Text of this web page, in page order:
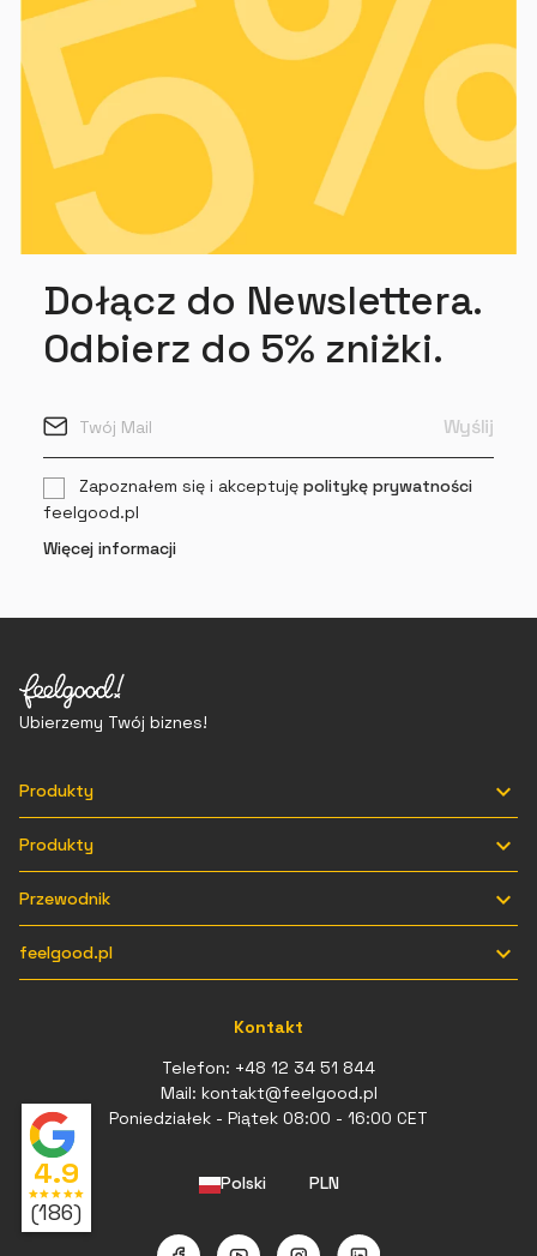
Dołącz do Newslettera.
Odbierz do 5% zniżki.
Zapoznałem się i akceptuję politykę prywatności
feelgood.pl
Więcej informacji
Ubierzemy Twój biznes!
Produkty 
Produkty 
Przewodnik 
feelgood.pl 
Kontakt
Telefon: +48 12 34 51 844
Mail: kontakt@feelgood.pl
Poniedziałek - Piątek 08:00 - 16:00 CET
Polski PLN
4.9
starstar star starstar
(186)